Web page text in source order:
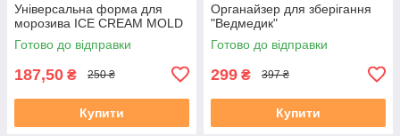
Універсальна форма для
морозива ICE CREAM MOLD
Готово до відправки
187,50 ₴ 250 ₴
Купити
Органайзер для зберігання
"Ведмедик"
Готово до відправки
299 ₴ 397 ₴
Купити